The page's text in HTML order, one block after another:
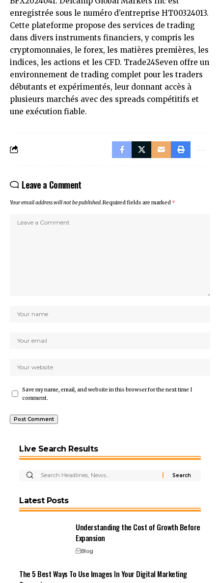
enregistrée sous le numéro d’entreprise HT00324013.
Cette plateforme propose des services de trading
dans divers instruments financiers, y compris les
cryptomonnaies, le forex, les matières premières, les
indices, les actions et les CFD. Trade24Seven offre un
environnement de trading complet pour les traders
débutants et expérimentés, leur donnant accès à
plusieurs marchés avec des spreads compétitifs et
une exécution fiable.
Leave a Comment
Your email address will not be published.Required fields are marked *
Save my name, email, and website in this browser for the next time I
comment.
Live Search Results
Latest Posts
Understanding the Cost of Growth Before
Expansion
Blog
The 5 Best Ways To Use Images In Your Digital Marketing